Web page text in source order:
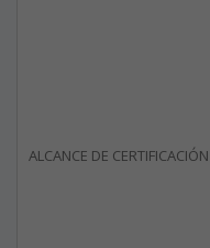
ALCANCE DE CERTIFICACIÓN